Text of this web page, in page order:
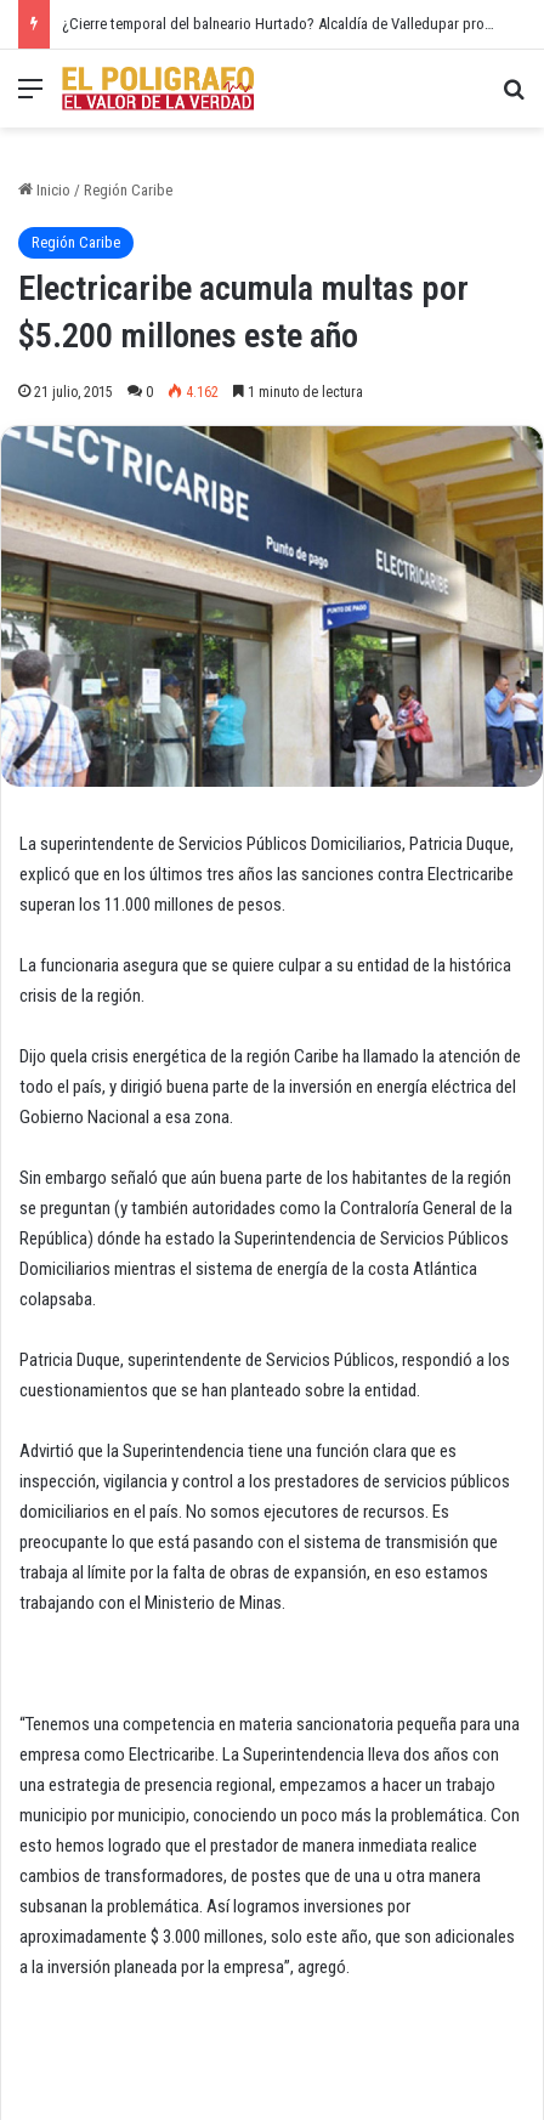
¿Cierre temporal del balneario Hurtado? Alcaldía de Valledupar propone recuperar el río Guatapurí
Menú
Inicio / Región Caribe
Región Caribe
Electricaribe acumula multas por
$5.200 millones este año
21 julio, 2015 0 4.162 1 minuto de lectura
La superintendente de Servicios Públicos Domiciliarios, Patricia Duque,
explicó que en los últimos tres años las sanciones contra Electricaribe
superan los 11.000 millones de pesos.
La funcionaria asegura que se quiere culpar a su entidad de la histórica
crisis de la región.
Dijo quela crisis energética de la región Caribe ha llamado la atención de
todo el país, y dirigió buena parte de la inversión en energía eléctrica del
Gobierno Nacional a esa zona.
Sin embargo señaló que aún buena parte de los habitantes de la región
se preguntan (y también autoridades como la Contraloría General de la
República) dónde ha estado la Superintendencia de Servicios Públicos
Domiciliarios mientras el sistema de energía de la costa Atlántica
colapsaba.
Patricia Duque, superintendente de Servicios Públicos, respondió a los
cuestionamientos que se han planteado sobre la entidad.
Advirtió que la Superintendencia tiene una función clara que es
inspección, vigilancia y control a los prestadores de servicios públicos
domiciliarios en el país. No somos ejecutores de recursos. Es
preocupante lo que está pasando con el sistema de transmisión que
trabaja al límite por la falta de obras de expansión, en eso estamos
trabajando con el Ministerio de Minas.
“Tenemos una competencia en materia sancionatoria pequeña para una
empresa como Electricaribe. La Superintendencia lleva dos años con
una estrategia de presencia regional, empezamos a hacer un trabajo
municipio por municipio, conociendo un poco más la problemática. Con
esto hemos logrado que el prestador de manera inmediata realice
cambios de transformadores, de postes que de una u otra manera
subsanan la problemática. Así logramos inversiones por
aproximadamente $ 3.000 millones, solo este año, que son adicionales
a la inversión planeada por la empresa”, agregó.